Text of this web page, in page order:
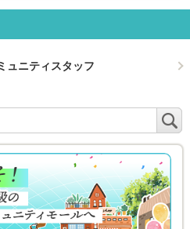
ュニティスタッフ